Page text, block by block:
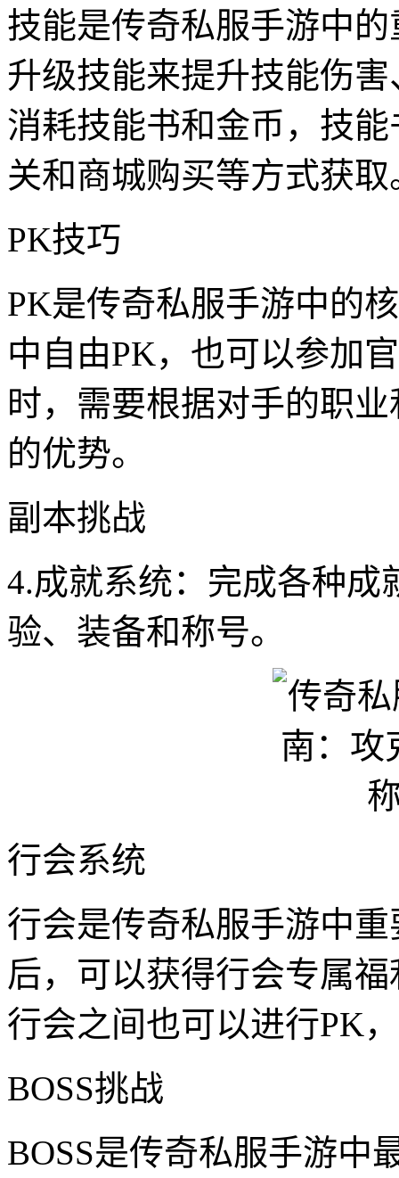
技能是传奇私服手游中
升级技能来提升技能伤
消耗技能书和金币，技
关和商城购买等方式获取
PK技巧
PK是传奇私服手游中的
中自由PK，也可以参加
时，需要根据对手的职
的优势。
副本挑战
4.成就系统：完成各种成
验、装备和称号。
行会系统
行会是传奇私服手游中
后，可以获得行会专属
行会之间也可以进行PK
BOSS挑战
BOSS是传奇私服手游中